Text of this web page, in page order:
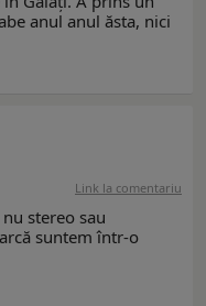
anul anul ăsta, nici
Link la comentariu
stereo sau
suntem într-o